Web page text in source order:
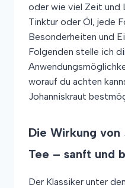
oder wie viel Zeit und
Tinktur oder Öl, jede
Besonderheiten und
Folgenden stelle ich
worauf du achten
Johanniskraut
Die Wirkung von
Tee – sanft und
Der Klassiker unter